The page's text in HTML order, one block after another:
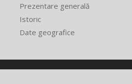
Prezentare generală
Istoric
Date geografice